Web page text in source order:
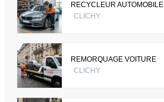
RECYCLEUR AUTOMOBILE
CLICHY
REMORQUAGE VOITURE
CLICHY